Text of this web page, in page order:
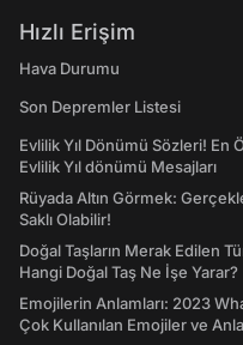
Hızlı Erişim
Hava Durumu
Son Depremler Listesi
Evlilik Yıl Dönümü Sözleri! En
Evlilik Yıl dönümü Mesajları
Rüyada Altın Görmek:
Saklı Olabilir!
Doğal Taşların Merak Edilen
Hangi Doğal Taş Ne İşe Yarar?
Emojilerin Anlamları: 2023
Çok Kullanılan Emojiler ve